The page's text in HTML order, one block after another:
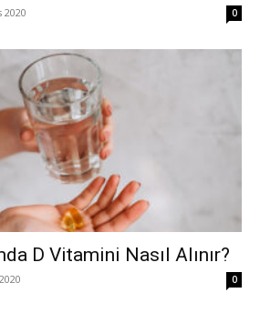
2020 0
D Vitamini Nasıl Alınır?
0